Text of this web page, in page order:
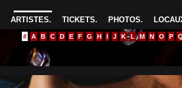
PHOTOS.
TICKETS.
ARTISTES.
# A B C D E F G H I J K L M N O P